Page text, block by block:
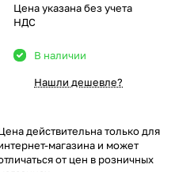
Цена указана без учета
НДС
В наличии
Нашли дешевле?
действительна только для
магазина и может
от цен в розничных